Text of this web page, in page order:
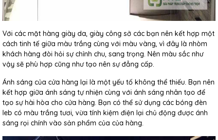
Với các mặt hàng giày da, giày công sở các bạn nên kết hợp một
cách tinh tế giữa màu trắng cùng với màu vàng, vì đây là nhòm
khách hàng đòi hỏi sự chỉnh chu, sang trọng. Nên màu sắc như
vậy sẽ phù hợp cũng như tạo nên sự đẳng cấp.
Ánh sáng của cửa hàng lại là một yếu tố không thể thiếu. Bạn nên
kết hợp giữa ánh sáng tự nhiện cùng với ánh sáng nhân tạo để
tạo sự hài hòa cho cửa hàng. Bạn có thể sử dụng các bóng đèn
leb có màu trắng tươi, vừa tính kiệm điện lại chủ động được ánh
sáng rọi chính vào sản phẩm của của hàng.